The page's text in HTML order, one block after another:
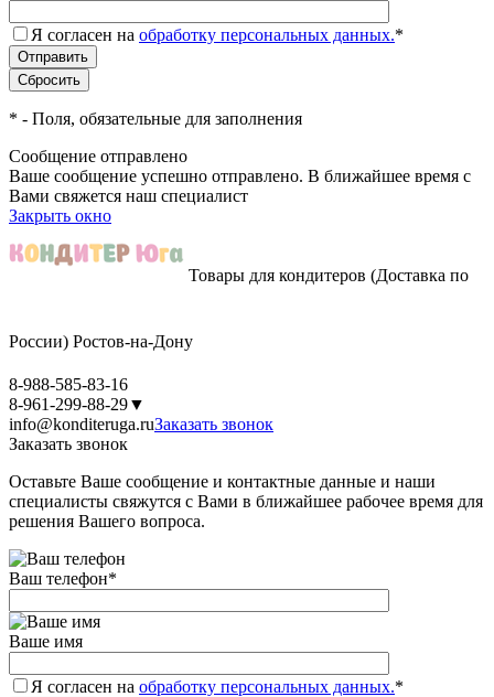
Я согласен на обработку персональных данных.*
* - Поля, обязательные для заполнения
Сообщение отправлено
Ваше сообщение успешно отправлено. В ближайшее время с
Вами свяжется наш специалист
Закрыть окно
Товары для кондитеров (Доставка по
России) Ростов-на-Дону
8-988-585-83-16
8-961-299-88-29▼
info@konditeruga.ruЗаказать звонок
Заказать звонок
Оставьте Ваше сообщение и контактные данные и наши
специалисты свяжутся с Вами в ближайшее рабочее время для
решения Вашего вопроса.
Ваш телефон*
Ваше имя
Я согласен на обработку персональных данных.*